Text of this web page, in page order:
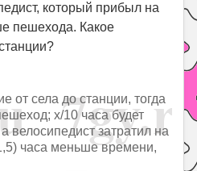
который прибыл на
пешехода. Какое
от села до станции, тогда
x/10 часа будет
велосипедист затратил на
часа меньше времени,